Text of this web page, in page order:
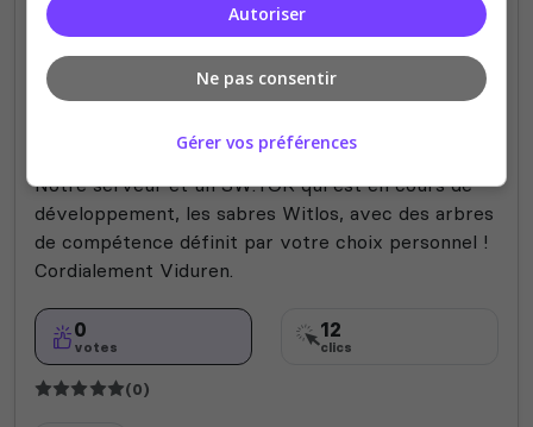
Roleplay Dark RP
Notre serveur et un SW:TOR qui est en cours de
développement, les sabres Witlos, avec des arbres
de compétence définit par votre choix personnel !
Cordialement Viduren.
0
votes
12
clics
(0)
Autoriser
Ne pas consentir
Gérer vos préférences